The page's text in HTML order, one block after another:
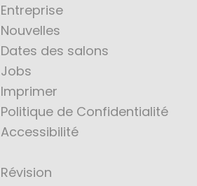
Entreprise
Nouvelles
Dates des salons
Jobs
Imprimer
Politique de Confidentialité
Accessibilité
Révision